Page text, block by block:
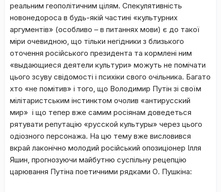
реальним геополітичним цілям. Спекулятивність
новонедороса в будь-якій частині «культурних
аргументів» (особливо – в питаннях мови) є до такої
міри очевидною, що тільки негідники з близького
оточення російського президента та кормлені ним
«выдающиеся деятели культури» можуть не помічати
цього зсуву свідомості і психіки свого очільника. Багато
хто «не помітив» і того, що Володимир Путін зі своїм
мілітаристським інстинктом очолив «антирусский
мир» і що тепер вже самим росіянам доведеться
рятувати репутацію «русской культуры» через цього
одіозного персонажа. На цю тему вже висловився
вкрай лаконічно молодий російський опозиціонер Ілля
Яшин, прогнозуючи майбутню суспільну рецепцію
царювання Путіна поетичними рядками О. Пушкіна: